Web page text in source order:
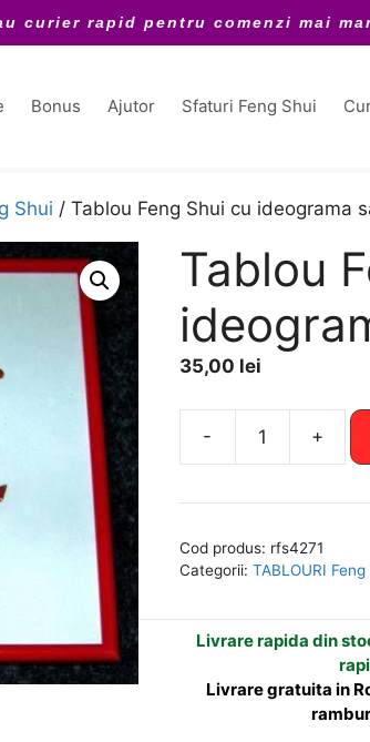
curier rapid pentru comenzi mai
Bonus Ajutor Sfaturi Feng Shui
Shui / Tablou Feng Shui cu ideograma
Tablou
35,00 lei
-
Feng
cu
sanatatii
+
e
n
t
Cod produs: rfs4271
Categorii: TABLOURI Feng
Livrare rapida din
Livrare gratuita in